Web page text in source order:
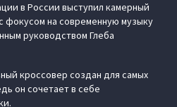
в России выступил камерный
фокусом на современную музыку
руководством Глеба
кроссовер создан для самых
он сочетает в себе